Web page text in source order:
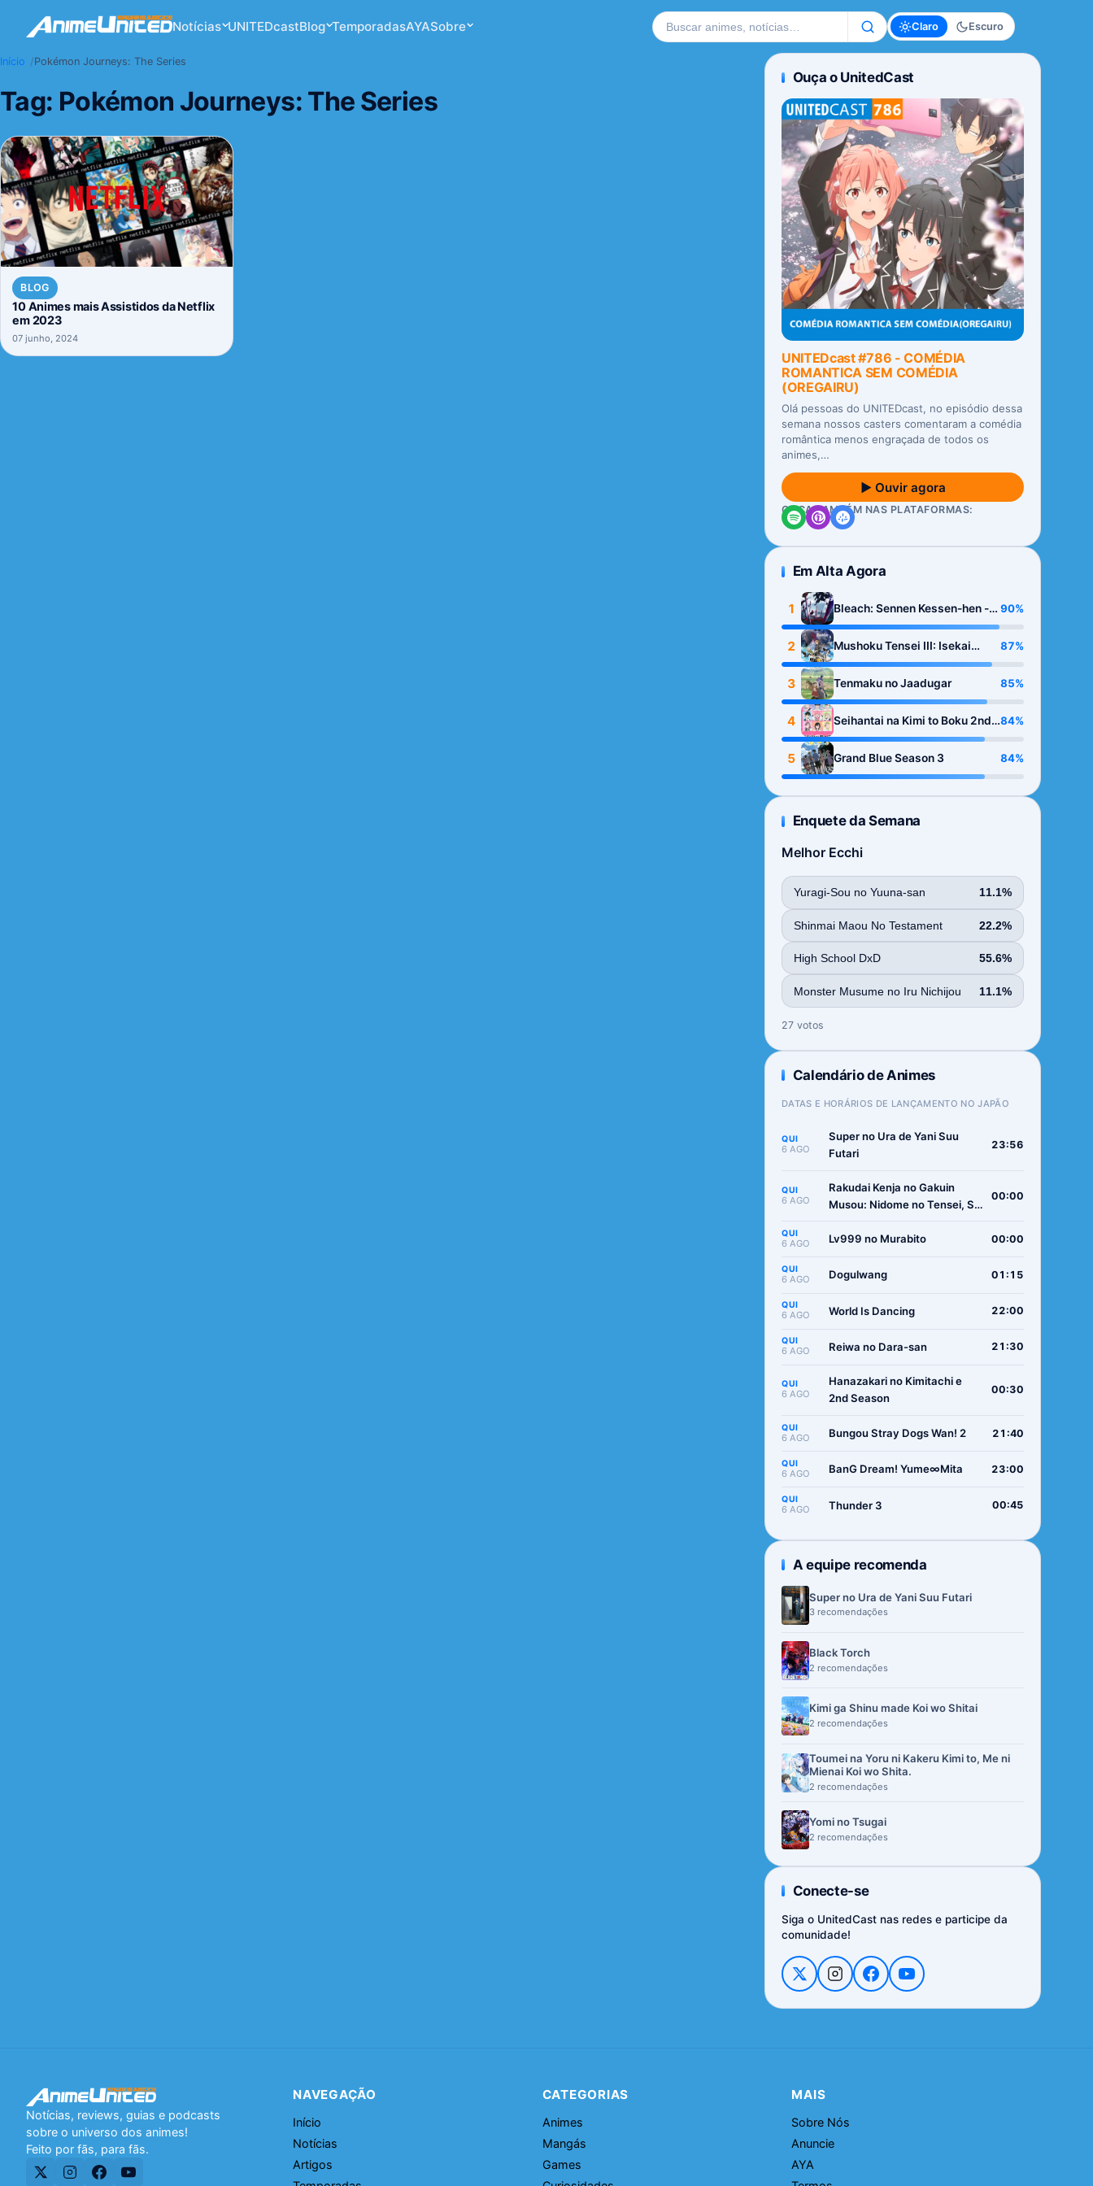
Notícias UNITEDcastBlog TemporadasAYASobre Buscar no site Claro Escuro
Início Pokémon Journeys: The Series
Tag: Pokémon Journeys: The Series
BLOG
10 Animes mais Assistidos da Netflix
em 2023
07 junho, 2024
Ouça o UnitedCast
UNITEDcast #786 - COMÉDIA
ROMANTICA SEM COMÉDIA
(OREGAIRU)
Olá pessoas do UNITEDcast, no episódio dessa
semana nossos casters comentaram a comédia
romântica menos engraçada de todos os
animes,…
▶ Ouvir agora
OUÇA TAMBÉM NAS PLATAFORMAS:
Em Alta Agora
1
Bleach: Sennen Kessen-hen -
Kashin-tan
90%
2
Mushoku Tensei III: Isekai
Ittara Honki Dasu
87%
3 Tenmaku no Jaadugar 85%
4
Seihantai na Kimi to Boku 2nd
Season
84%
5 Grand Blue Season 3 84%
Enquete da Semana
Melhor Ecchi
Yuragi-Sou no Yuuna-san 11.1%
Shinmai Maou No Testament 22.2%
High School DxD 55.6%
Monster Musume no Iru Nichijou 11.1%
27 votos
Calendário de Animes
DATAS E HORÁRIOS DE LANÇAMENTO NO JAPÃO
QUI
6 AGO
Super no Ura de Yani Suu
Futari
23:56
QUI
6 AGO
Rakudai Kenja no Gakuin
Musou: Nidome no Tensei, S-
Boukenroku
00:00
QUI
6 AGO Lv999 no Murabito 00:00
QUI
6 AGO Dogulwang 01:15
QUI
6 AGO World Is Dancing 22:00
QUI
6 AGO Reiwa no Dara-san 21:30
QUI
6 AGO
Hanazakari no Kimitachi e
2nd Season
00:30
QUI
6 AGO Bungou Stray Dogs Wan! 2 21:40
QUI
6 AGO BanG Dream! Yume∞Mita 23:00
QUI
6 AGO Thunder 3 00:45
A equipe recomenda
Super no Ura de Yani Suu Futari
3 recomendações
Black Torch
2 recomendações
Kimi ga Shinu made Koi wo Shitai
2 recomendações
Toumei na Yoru ni Kakeru Kimi to, Me ni
Mienai Koi wo Shita.
2 recomendações
Yomi no Tsugai
2 recomendações
Conecte-se
Siga o UnitedCast nas redes e participe da
comunidade!
Notícias, reviews, guias e podcasts
sobre o universo dos animes!
Feito por fãs, para fãs.
NAVEGAÇÃO
Início
Notícias
Artigos
CATEGORIAS
Animes
Mangás
Games
MAIS
Sobre Nós
Anuncie
AYA